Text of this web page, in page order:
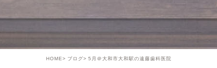
HOME ブログ 5月＠大和市大和駅の遠藤歯科医院